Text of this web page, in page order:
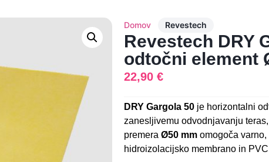
Domov Revestech
Revestech DRY
odtočni element
22,90 €
DRY Gargola 50je horizontalni
zanesljivemu odvodnjavanju
premera Ø50 mmomogoča varno,
hidroizolacijsko membrano in